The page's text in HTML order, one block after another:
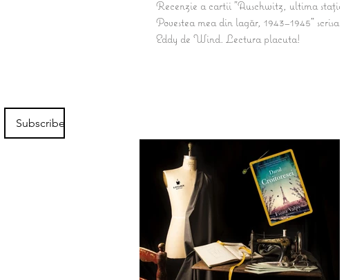
Subscribe
Recenzie a cartii "Auschwitz, ultima stație
Povestea mea din lagăr, 1943–1945" scrisa de
Eddy de Wind. Lectura placuta!